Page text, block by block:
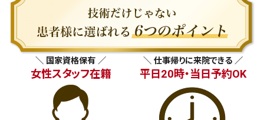
＼ 国家資格保有 ／
女性スタッフ在籍
＼ 仕事帰りに来院できる ／
平日20時・当日予約OK